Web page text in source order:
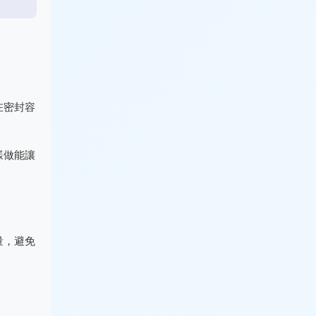
封容
能讓
，避免